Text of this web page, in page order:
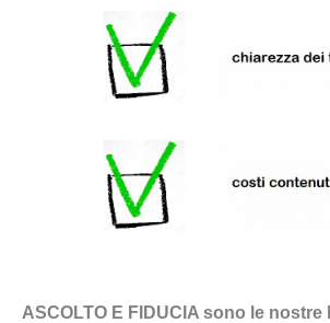
ASCOLTO E FIDUCIA sono le nostre